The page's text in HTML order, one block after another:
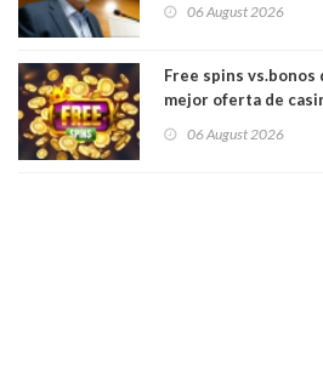
Académicos U.
06 August 2026
Free spins vs.bonos
mejor oferta de
06 August 2026